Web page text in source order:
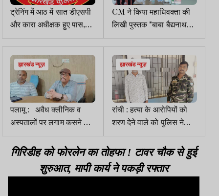
ट्रेनिंग में आठ में सात डीएसपी
और कारा अधीक्षक हुए पास,
एक फेल
CM ने किया महाधिवक्ता की
लिखी पुस्तक "बाबा बैद्यनाथ
ज्योतिर्लिंग देवघर" A
TOUCH OF THE
DIVINE का लोकार्पण
झारखंड न्यूज़
पलामू : अवैध क्लीनिक व
अस्पतालों पर लगाम कसने की
कवायद शुरू
झारखंड न्यूज़
रांची : हत्या के आरोपियों को
शरण देने वाले को पुलिस ने
किया गिरफ्तार
गिरिडीह को फोरलेन का तोहफा ! टावर चौक से हुई
शुरुआत, मापी कार्य ने पकड़ी रफ्तार